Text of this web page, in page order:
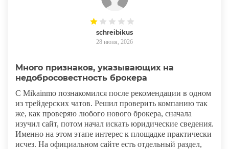
schreibikus
28 июня, 2026
Много признаков, указывающих на
недобросовестность брокера
С Mikainmo познакомился после рекомендации в одном
из трейдерских чатов. Решил проверить компанию так
же, как проверяю любого нового брокера, сначала
изучил сайт, потом начал искать юридические сведения.
Именно на этом этапе интерес к площадке практически
исчез. На официальном сайте есть отдельный раздел,